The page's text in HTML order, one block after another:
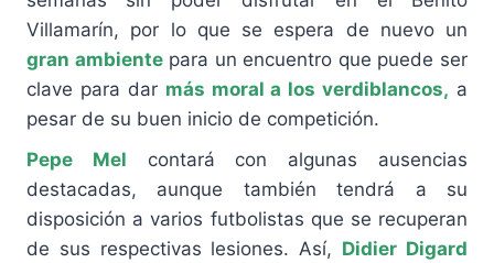
Villamarín, por lo que se espera de nuevo un
gran ambientepara un encuentro que puede ser
clave para dar más moral a los verdiblancos, a
pesar de su buen inicio de competición.
Pepe Mel
contará con algunas ausencias
destacadas, aunque también tendrá a su
disposición a varios futbolistas que se recuperan
de sus respectivas lesiones. Así, Didier Digard